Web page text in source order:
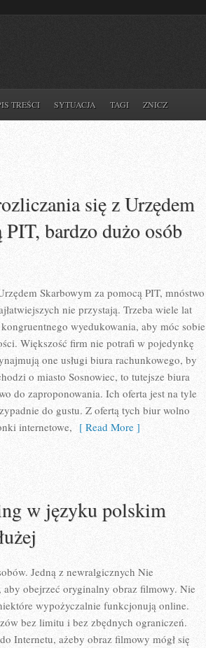
TREŚCI SYTUACJA TAGI ZNICZ
się z Urzędem
bardzo dużo osób
Skarbowym za pomocą PIT, mnóstwo
nie przystają. Trzeba wiele lat
wyedukowania, aby móc sobie
Większość firm nie potrafi w pojedynkę
one usługi biura rachunkowego, by
o miasto Sosnowiec, to tutejsze biura
do zaproponowania. Ich oferta jest na tyle
do gustu. Z ofertą tych biur wolno
internetowe, [ Read More ]
w języku polskim
Jedną z newralgicznych Nie
obejrzeć oryginalny obraz filmowy. Nie
wypożyczalnie funkcjonują online.
bez limitu i bez zbędnych ograniczeń.
Internetu, ażeby obraz filmowy mógł się